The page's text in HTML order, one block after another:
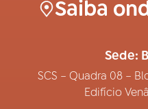
Saiba
Sede:
SCS – Quadra 08 –
Edifício